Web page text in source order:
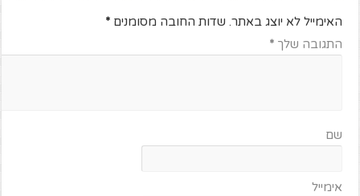
האימייל לא יוצג באתר. שדות החובה מסומנים*
התגובה שלך*
שם
אימייל